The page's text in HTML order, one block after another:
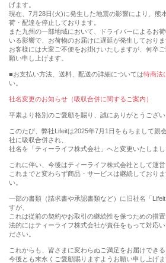
げます。
現在、7月28日(火)に発生した地震の影響により、熊
荷・配達を停止しております。
また九州の一部地域において、ドライバーによるお
いる影響で、お荷物のお届けに遅延が発生しておりま
お客様には大変ご不便をお掛けいたしますが、何卒
願い申し上げます。
■お支払い方法、送料、配送の詳細については特商法
い。
社名変更のお知らせ（吸収合併に関するご案内）
平素より格別のご愛顧を賜り、誠にありがとうござい
このたび、弊社Lifeitは2025年7月1日をもちまして親
社に吸収合併され、
社名を「ティーライフ株式会社」へと変更いたしまし
これに伴い、今後はティーライフ株式会社として運営
これまでと変わらず商品・サービスは継続しており
い。
一部の書類（請求書や承認書類など）に旧社名「
すが、
これは従前の契約やお取引の継続性を保つための措置
法的にはティーライフ株式会社が責任をもって対応
ださい。
これからも、皆さまに変わらぬご満足をお届けでき
今後とも末永くご愛顧賜りますようお願い申し上げま